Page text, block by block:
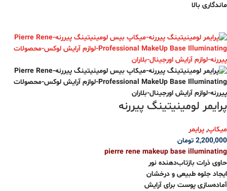
ماندگاری بالا
پرایمر لومینیتینگ پیررنه
میکاپ, پرایمر
2,200,000 تومان
pierre rene makeup base illuminating
حاوی ذرات بازتاب‌دهنده نور
ایجاد جلوه طبیعی و درخشان
آماده‌سازی پوست برای آرایش